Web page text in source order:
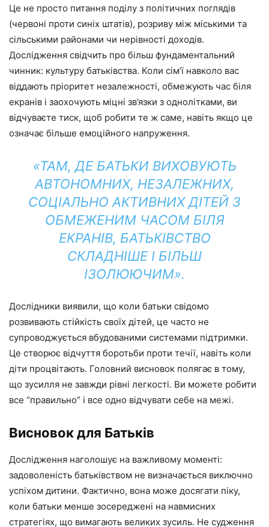
Це не просто питання поділу з політичних поглядів
(червоні проти синіх штатів), розриву між міськими та
сільськими районами чи нерівності доходів.
Дослідження свідчить про більш фундаментальний
чинник: культуру батьківства. Коли сім’ї навколо вас
віддають пріоритет незалежності, обмежують час біля
екранів і заохочують міцні зв’язки з однолітками, ви
відчуваєте тиск, щоб робити те ж саме, навіть якщо це
означає більше емоційного напруження.
«ТАМ, ДЕ БАТЬКИ ВИХОВУЮТЬ
АВТОНОМНИХ, НЕЗАЛЕЖНИХ,
СОЦІАЛЬНО АКТИВНИХ ДІТЕЙ З
ОБМЕЖЕНИМ ЧАСОМ БІЛЯ
ЕКРАНІВ, БАТЬКІВСТВО
СКЛАДНІШЕ І БІЛЬШ
ІЗОЛЮЮЧИМ».
Дослідники виявили, що коли батьки свідомо
розвивають стійкість своїх дітей, це часто не
супроводжується вбудованими системами підтримки.
Це створює відчуття боротьби проти течії, навіть коли
діти процвітають. Головний висновок полягає в тому,
що зусилля не завжди рівні легкості. Ви можете робити
все “правильно” і все одно відчувати себе на межі.
Висновок для Батьків
Дослідження наголошує на важливому моменті:
задоволеність батьківством не визначається виключно
успіхом дитини. Фактично, вона може досягати піку,
коли батьки менше зосереджені на навмисних
стратегіях, що вимагають великих зусиль. Не судження